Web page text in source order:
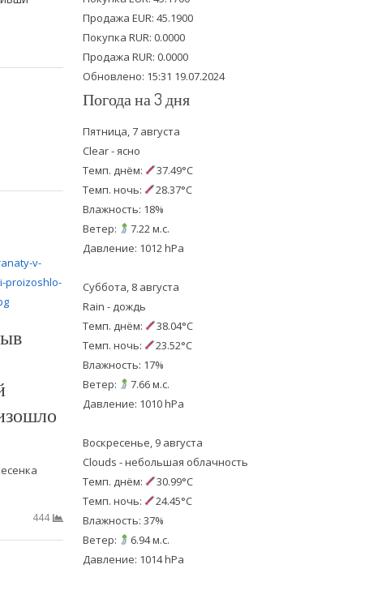
444
r
o
k
e
Продажа EUR: 45.1900
Покупка RUR: 0.0000
Продажа RUR: 0.0000
Обновлено: 15:31 19.07.2024
Погода на 3 дня
Пятница, 7 августа
Clear - ясно
Темп. днём:
37.49°C
Темп. ночь:
28.37°C
Влажность: 18%
Ветер:
7.22 м.с.
Давление: 1012 hPa
Суббота, 8 августа
Rain - дождь
Темп. днём:
38.04°C
Темп. ночь:
23.52°C
Влажность: 17%
Ветер:
7.66 м.с.
Давление: 1010 hPa
Воскресенье, 9 августа
Clouds - небольшая облачность
Темп. днём:
30.99°C
Темп. ночь:
24.45°C
Влажность: 37%
Ветер:
6.94 м.с.
Давление: 1014 hPa